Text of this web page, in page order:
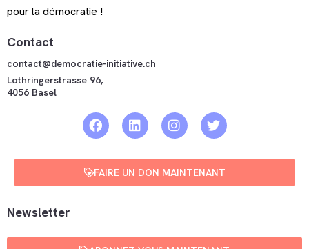
pour la démocratie !
Contact
contact@democratie-initiative.ch
Lothringerstrasse 96,
4056 Basel
FAIRE UN DON MAINTENANT
Newsletter